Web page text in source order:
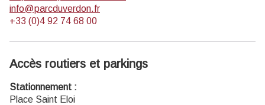
info@parcduverdon.fr
+33 (0)4 92 74 68 00
Accès routiers et parkings
Stationnement :
Place Saint Eloi